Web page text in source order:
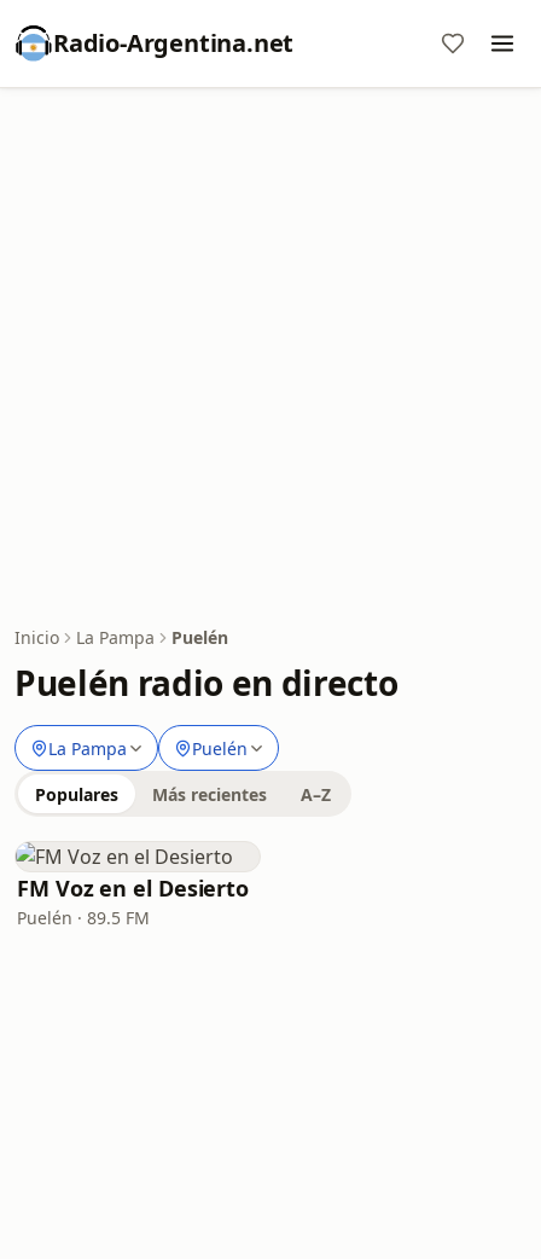
Radio-Argentina.net
Inicio La Pampa Puelén
Puelén radio en directo
La Pampa Puelén
Populares Más recientes A–Z
FM Voz en el Desierto
Puelén · 89.5 FM